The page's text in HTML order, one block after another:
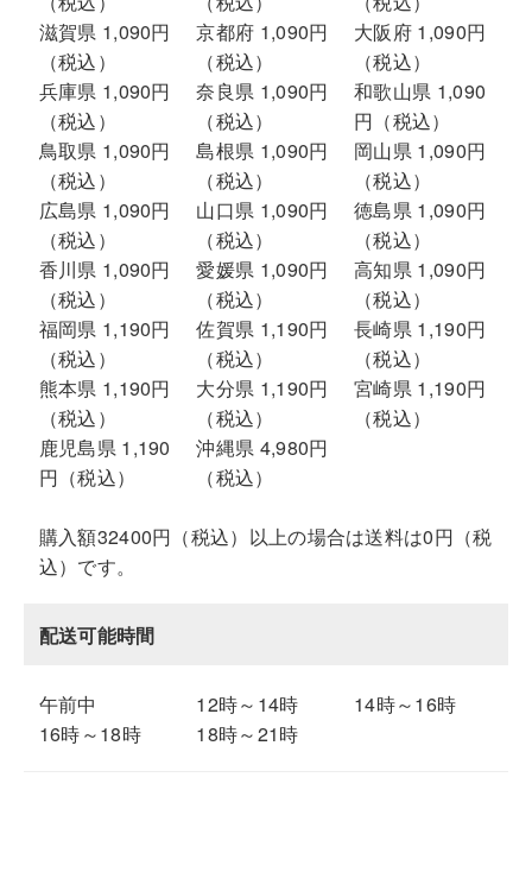
滋賀県 1,090円
（税込）
京都府 1,090円
（税込）
大阪府 1,090円
（税込）
兵庫県 1,090円
（税込）
奈良県 1,090円
（税込）
和歌山県 1,090
円（税込）
鳥取県 1,090円
（税込）
島根県 1,090円
（税込）
岡山県 1,090円
（税込）
広島県 1,090円
（税込）
山口県 1,090円
（税込）
徳島県 1,090円
（税込）
香川県 1,090円
（税込）
愛媛県 1,090円
（税込）
高知県 1,090円
（税込）
福岡県 1,190円
（税込）
佐賀県 1,190円
（税込）
長崎県 1,190円
（税込）
熊本県 1,190円
（税込）
大分県 1,190円
（税込）
宮崎県 1,190円
（税込）
鹿児島県 1,190
円（税込）
沖縄県 4,980円
（税込）
購入額32400円（税込）以上の場合は送料は0円（税
込）です。
配送可能時間
午前中 12時～14時
14時～16時
16時～18時
18時～21時